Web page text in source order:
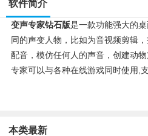
软件简介
变声专家钻石版是一款功能强大的
同的声变人物，比如为音视频剪辑
配音，模仿任何人的声音，创建动
专家可以与各种在线游戏同时使用,
狂，性感。
本类最新